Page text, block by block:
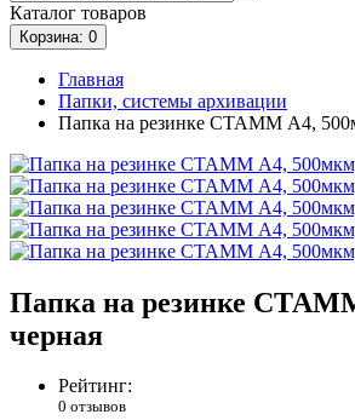
Каталог товаров
Корзина: 0
Главная
Папки, системы архивации
Папка на резинке СТАММ А4,
Папка на резинке
черная
Рейтинг:
0 отзывов